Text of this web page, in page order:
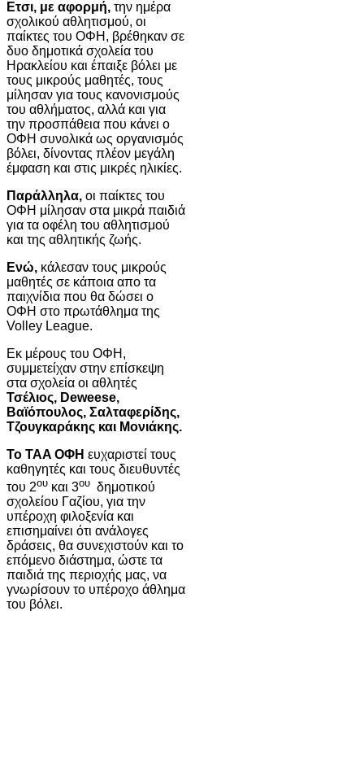
Ετσι, με αφορμή, την ημέρα
σχολικού αθλητισμού, οι
παίκτες του ΟΦΗ, βρέθηκαν σε
δυο δημοτικά σχολεία του
Ηρακλείου και έπαιξε βόλει με
τους μικρούς μαθητές, τους
μίλησαν για τους κανονισμούς
του αθλήματος, αλλά και για
την προσπάθεια που κάνει ο
ΟΦΗ συνολικά ως οργανισμός
βόλει, δίνοντας πλέον μεγάλη
έμφαση και στις μικρές ηλικίες.
Παράλληλα, οι παίκτες του
ΟΦΗ μίλησαν στα μικρά παιδιά
για τα οφέλη του αθλητισμού
και της αθλητικής ζωής.
Ενώ, κάλεσαν τους μικρούς
μαθητές σε κάποια απο τα
παιχνίδια που θα δώσει ο
ΟΦΗ στο πρωτάθλημα της
Volley League.
Εκ μέρους του ΟΦΗ,
συμμετείχαν στην επίσκεψη
στα σχολεία οι αθλητές
Τσέλιος, Deweese,
Βαϊόπουλος, Σαλταφερίδης,
Τζουγκαράκης και Μονιάκης.
To TAA ΟΦΗ ευχαριστεί τους
καθηγητές και τους διευθυντές
του 2ου και 3ου δημοτικού
σχολείου Γαζίου, για την
υπέροχη φιλοξενία και
επισημαίνει ότι ανάλογες
δράσεις, θα συνεχιστούν και το
επόμενο διάστημα, ώστε τα
παιδιά της περιοχής μας, να
γνωρίσουν το υπέροχο άθλημα
του βόλει.